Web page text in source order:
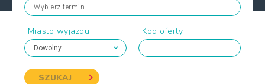
Wybierz termin
Miasto wyjazdu Kod oferty
SZUKAJ